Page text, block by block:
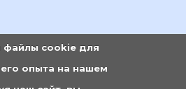
файлы cookie для
опыта на нашем